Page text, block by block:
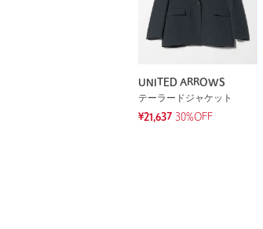
UNITED ARROWS
テーラードジャケット
¥21,637 30%OFF